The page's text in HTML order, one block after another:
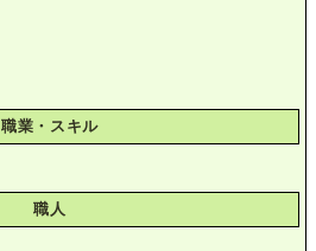
職業・スキル
職人